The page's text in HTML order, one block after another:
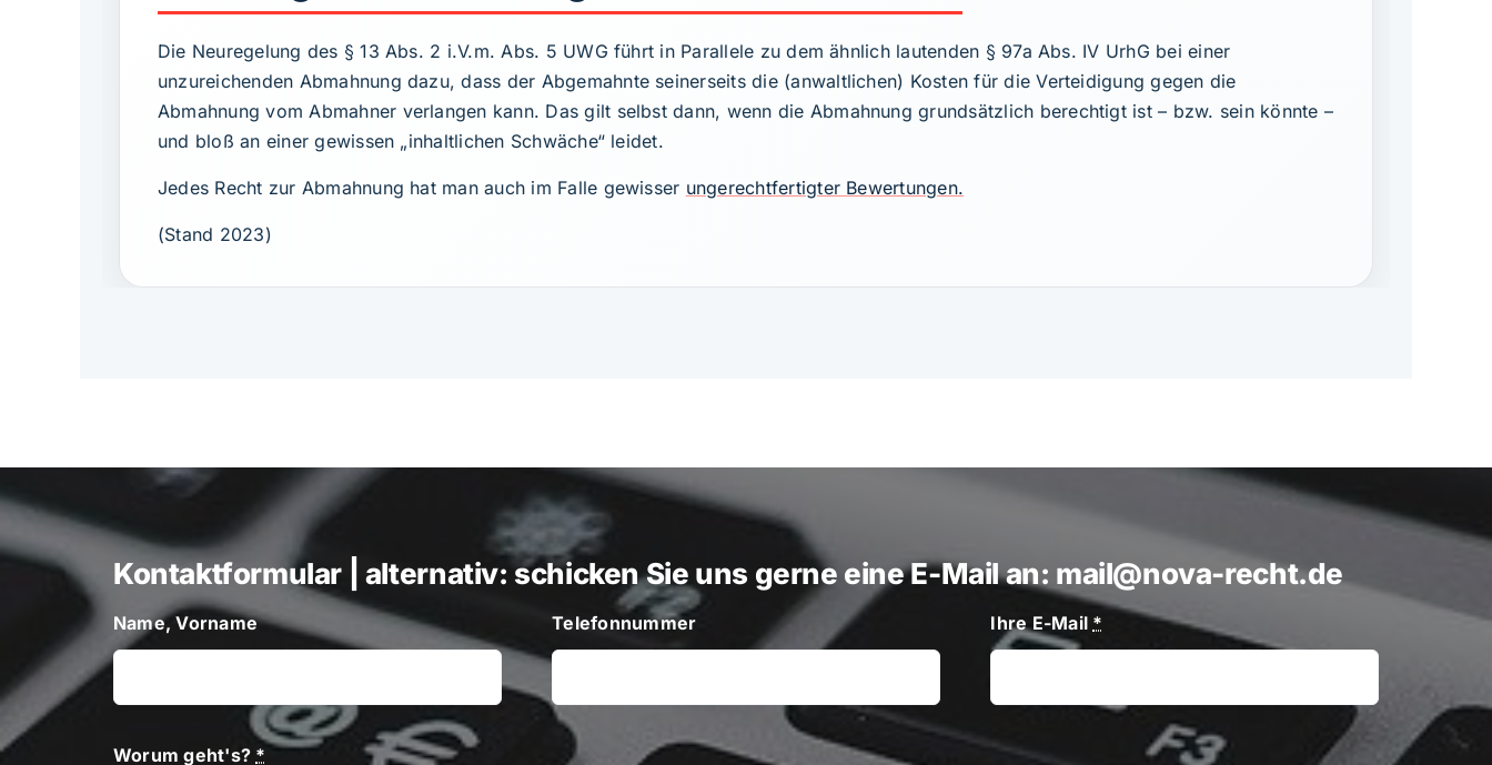
Die Neuregelung des § 13 Abs. 2 i.V.m. Abs. 5 UWG führt in Parallele zu dem ähnlich lautenden § 97a Abs. IV UrhG bei einer
unzureichenden Abmahnung dazu, dass der Abgemahnte seinerseits die (anwaltlichen) Kosten für die Verteidigung gegen die
Abmahnung vom Abmahner verlangen kann. Das gilt selbst dann, wenn die Abmahnung grundsätzlich berechtigt ist – bzw. sein könnte –
und bloß an einer gewissen „inhaltlichen Schwäche“ leidet.
Jedes Recht zur Abmahnung hat man auch im Falle gewisser ungerechtfertigter Bewertungen.
(Stand 2023)
Kontaktformular | alternativ: schicken Sie uns gerne eine E-Mail an: mail@nova-recht.de
Name, Vorname Telefonnummer Ihre E-Mail *
Worum geht's? *